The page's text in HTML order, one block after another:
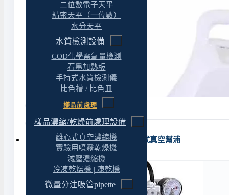
二位數電子天平
精密天平（一位數）
水分天平
水質檢測設備
COD化學需氧量檢測
石墨加熱板
手持式水質檢測儀
比色槽 / 比色皿
樣品前處理
樣品濃縮/乾燥前處理設備
離心式真空濃縮機
實驗用噴霧乾燥機
減壓濃縮機
冷凍乾燥機 | 凍乾機
微量分注吸管pipette
Rocker 430 正負壓兩用無油隔膜式真空幫浦